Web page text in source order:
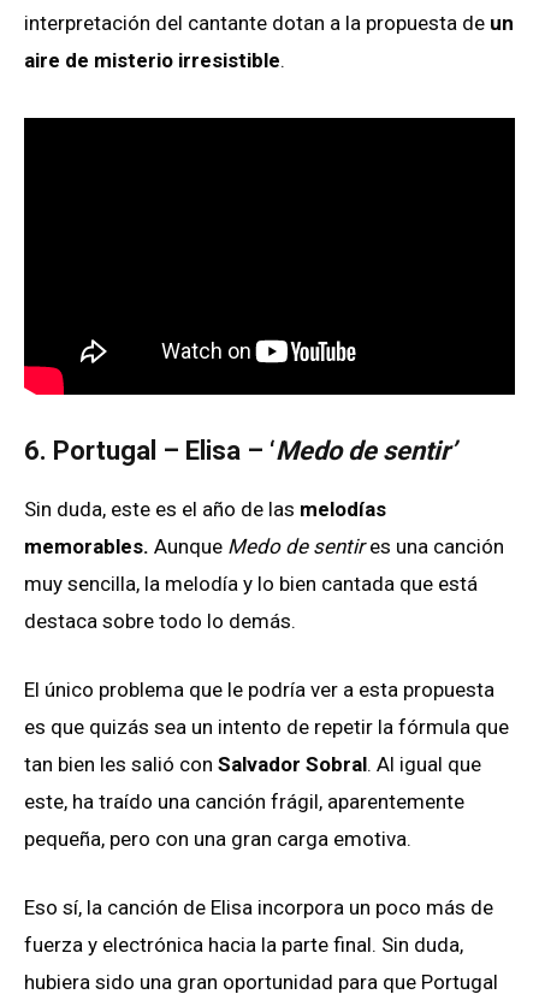
interpretación del cantante dotan a la propuesta de un
aire de misterio irresistible.
6. Portugal – Elisa – ‘Medo de sentir’
Sin duda, este es el año de las melodías
memorables. Aunque Medo de sentires una canción
muy sencilla, la melodía y lo bien cantada que está
destaca sobre todo lo demás.
El único problema que le podría ver a esta propuesta
es que quizás sea un intento de repetir la fórmula que
tan bien les salió con Salvador Sobral. Al igual que
este, ha traído una canción frágil, aparentemente
pequeña, pero con una gran carga emotiva.
Eso sí, la canción de Elisa incorpora un poco más de
fuerza y electrónica hacia la parte final. Sin duda,
hubiera sido una gran oportunidad para que Portugal